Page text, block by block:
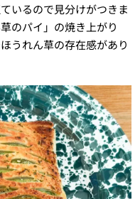
いるので見分けがつきま
のパイ」の焼き上がり
うれん草の存在感があり